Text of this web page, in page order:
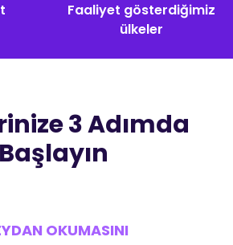
Faaliyet gösterdiğimiz
ülkeler
3 Adımda
Başlayın
OKUMASINI